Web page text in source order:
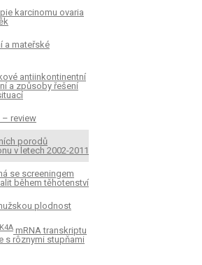
karcinomu ovaria
a mateřské
antiinkontinentní
a způsoby řešení
– review
porodů
v letech 2002-2011
se screeningem
během těhotenství
plodnost
mRNA transkriptu
s rôznymi stupňami